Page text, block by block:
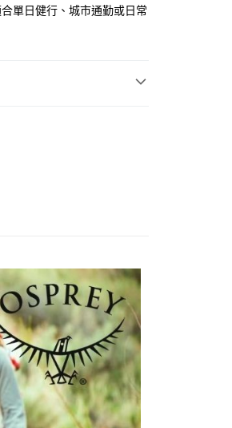
豐國際商業銀行
費
費
費
單日健行、城市通勤或日常